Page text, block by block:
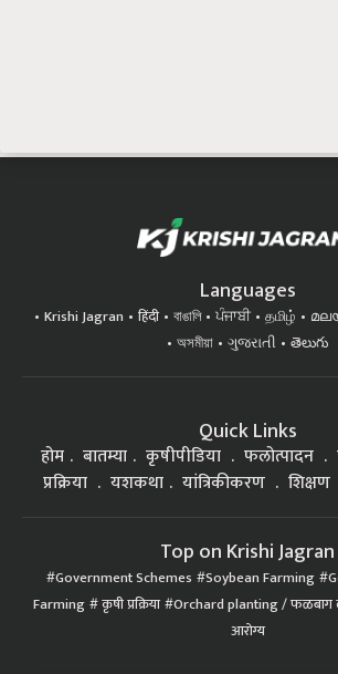
Languages
Krishi Jagran हिंदी বাঙালি ਪੰਜਾਬੀ தமிழ்
অসমীয়া
ગુજરાતી తెలుగు
Quick Links
होम बातम्या कृषीपीडिया फलोत्पादन
प्रक्रिया
यशकथा यांत्रिकीकरण शिक्षण
Top on Krishi Jagran
Government Schemes Soybean Farming
Farming कृषी प्रक्रिया Orchard planting / फळबाग
आरोग्य